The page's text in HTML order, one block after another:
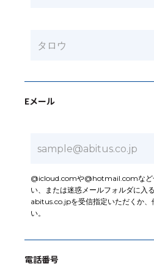
Eメール
@icloud.comや@hotmail.comなど
い、または迷惑メールフォルダに入
abitus.co.jpを受信指定いただくか、
い。
電話番号